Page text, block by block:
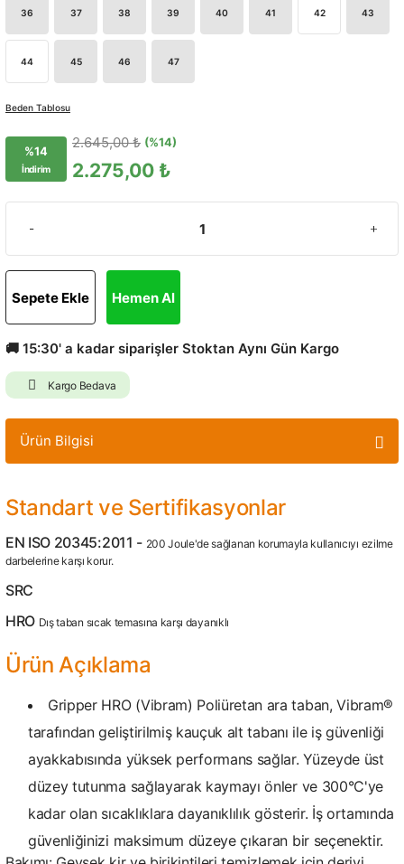
36 37 38 39 40 41 42 43
44 45 46 47
Beden Tablosu
%14
İndirim
2.645,00 ₺ (%14)
2.275,00 ₺
Sepete Ekle Hemen Al
🚚 15:30' a kadar siparişler Stoktan Aynı Gün Kargo
Kargo Bedava
Ürün Bilgisi
Standart ve Sertifikasyonlar
EN ISO 20345:2011 - 200 Joule'de sağlanan korumayla kullanıcıyı ezilme
darbelerine karşı korur.
SRC
HRO Dış taban sıcak temasına karşı dayanıklı
Ürün Açıklama
Gripper HRO (Vibram) Poliüretan ara taban, Vibram®
tarafından geliştirilmiş kauçuk alt tabanı ile iş güvenliği
ayakkabısında yüksek performans sağlar. Yüzeyde üst
düzey tutunma sağlayarak kaymayı önler ve 300°C'ye
kadar olan sıcaklıklara dayanıklılık gösterir. İş ortamında
güvenliğinizi maksimum düzeye çıkaran bir seçenektir.